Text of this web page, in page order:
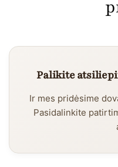
Palikite
Ir mes pridėsime
Pasidalinkite